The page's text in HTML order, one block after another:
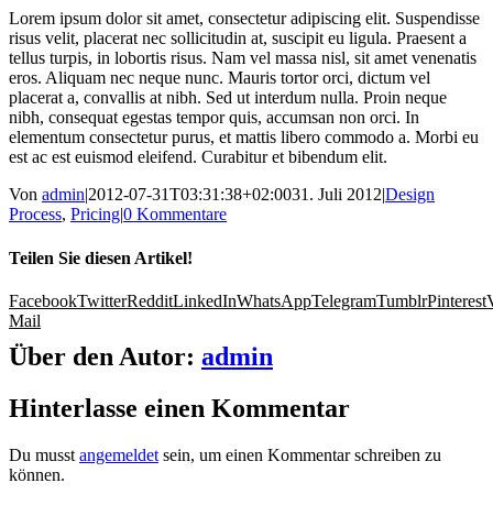
Lorem ipsum dolor sit amet, consectetur adipiscing elit. Suspendisse
risus velit, placerat nec sollicitudin at, suscipit eu ligula. Praesent a
tellus turpis, in lobortis risus. Nam vel massa nisl, sit amet venenatis
eros. Aliquam nec neque nunc. Mauris tortor orci, dictum vel
placerat a, convallis at nibh. Sed ut interdum nulla. Proin neque
nibh, consequat egestas tempor quis, accumsan non orci. In
elementum consectetur purus, et mattis libero commodo a. Morbi eu
est ac est euismod eleifend. Curabitur et bibendum elit.
Von admin|2012-07-31T03:31:38+02:0031. Juli 2012|Design
Process, Pricing|0 Kommentare
Teilen Sie diesen Artikel!
FacebookTwitterRedditLinkedInWhatsAppTelegramTumblrPinterest
Mail
Über den Autor: admin
Hinterlasse einen Kommentar
Du musst angemeldet sein, um einen Kommentar schreiben zu
können.